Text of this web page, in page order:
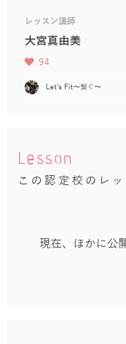
レッスン講師
大宮真由美
94
Let's Fit〜繋ぐ〜
Lesson
この認定校のレ
現在、ほかに公